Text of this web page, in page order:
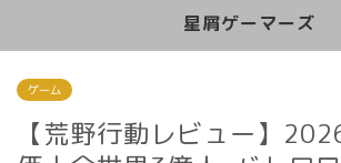
星屑ゲーマーズ
ゲーム
【荒野行動レビュー】